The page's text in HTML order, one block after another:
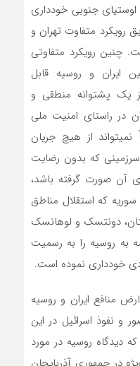
اوستیای جنوبی خودداری
رویکرد متفاوت تهران و
چنین رویکرد متفاوتی
ایران و روسیه قابل
یک پشتوانه منطقی و
در راستای امنیت ملی
از هیچ جریان
که بدون رضایت
آن صورت گرفته باشد،
سوریه که استقلال مناطق
دونتسک و لوهانسک
به روسیه را به رسمیت
خودداری نموده است.
منافع ایران و روسیه
و نفوذ اسرائیل در این
دیدگاه روسیه در مورد